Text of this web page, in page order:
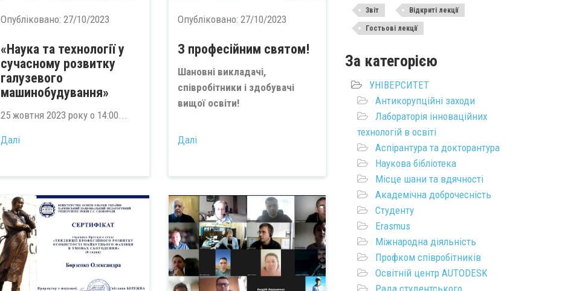
Опубліковано:27/10/2023
«Наука та технології у
сучасному розвитку
галузевого
машинобудування»
25 жовтня 2023 року о 14:00...
Далі
Опубліковано: 27/10/2023
З професійним святом!
Шановні викладачі,
співробітники і здобувачі
вищої освіти!
Далі
Звіт Відкриті лекції
Гостьові лекції
За категорією
УНІВЕРСИТЕТ
Антикорупційні заходи
Лабораторія інноваційних
технологій в освіті
Аспірантура та докторантура
Наукова бібліотека
Місце шани та вдячності
Академічна доброчесність
Студенту
Erasmus
Міжнародна діяльність
Профком співробітників
Освітній центр AUTODESK
Рада студентського